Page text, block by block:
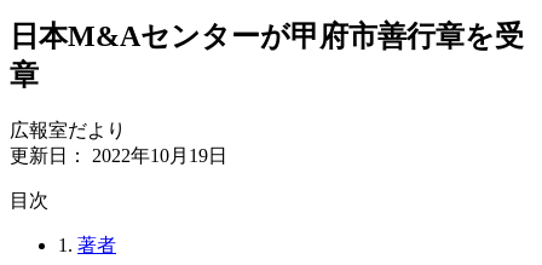
日本M&Aセンターが甲府市善行章を受
章
広報室だより
更新日： 2022年10月19日
⽬次
1. 著者